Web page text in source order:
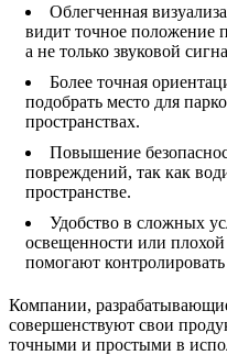
Облегченная
видит точное положение
а не только звуковой
Более точная
подобрать место для
пространствах.
Повышение
повреждений, так как
пространстве.
Удобство в сложных
освещенности или
помогают
Компании,
совершенствуют свои
точными и простыми в